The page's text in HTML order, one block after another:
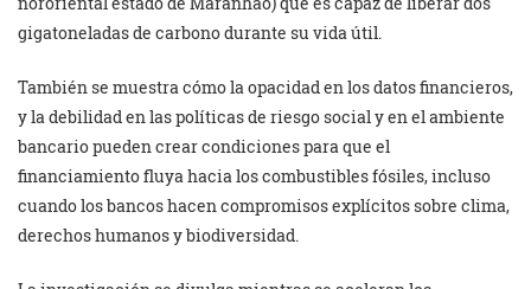
gigatoneladas de carbono durante su vida útil.
También se muestra cómo la opacidad en los datos financieros,
y la debilidad en las políticas de riesgo social y en el ambiente
bancario pueden crear condiciones para que el
financiamiento fluya hacia los combustibles fósiles, incluso
cuando los bancos hacen compromisos explícitos sobre clima,
derechos humanos y biodiversidad.